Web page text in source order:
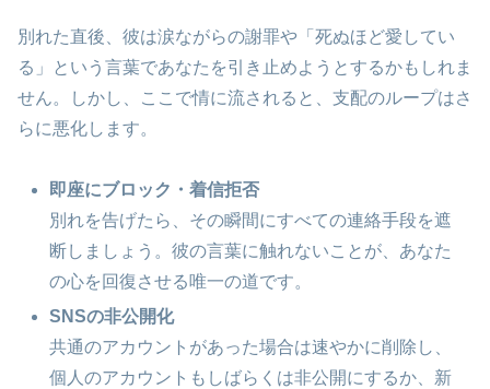
別れた直後、彼は涙ながらの謝罪や「死ぬほど愛してい
る」という言葉であなたを引き止めようとするかもしれま
せん。しかし、ここで情に流されると、支配のループはさ
らに悪化します。
即座にブロック・着信拒否
別れを告げたら、その瞬間にすべての連絡手段を遮
断しましょう。彼の言葉に触れないことが、あなた
の心を回復させる唯一の道です。
SNSの非公開化
共通のアカウントがあった場合は速やかに削除し、
個人のアカウントもしばらくは非公開にするか、新